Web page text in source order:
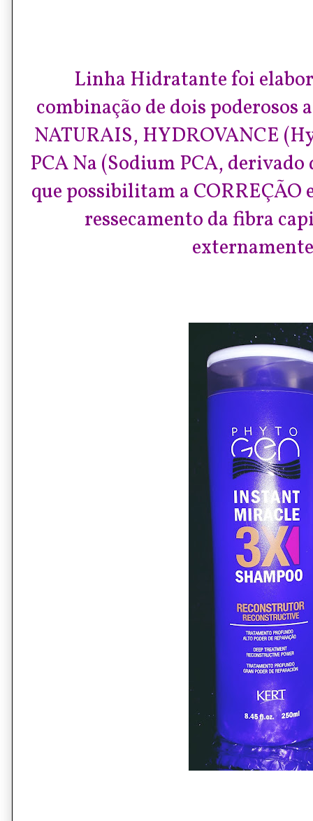
Linha Hidratante foi
combinação de dois poderosos
NATURAIS, HYDROVANCE
PCA Na (Sodium PCA,
que possibilitam a CORREÇÃO
ressecamento da fibra